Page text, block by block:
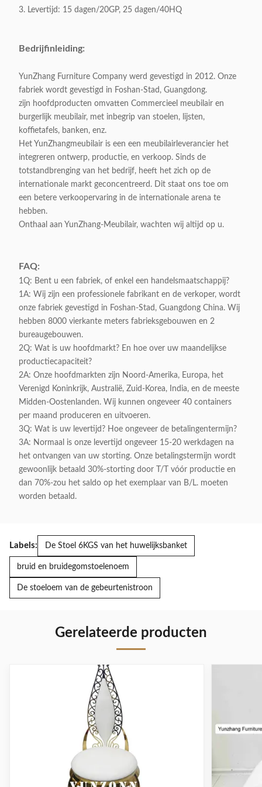
3. Levertijd: 15 dagen/20GP, 25 dagen/40HQ
Bedrijfinleiding:
YunZhang Furniture Company werd gevestigd in 2012. Onze
fabriek wordt gevestigd in Foshan-Stad, Guangdong.
zijn hoofdproducten omvatten Commercieel meubilair en
burgerlijk meubilair, met inbegrip van stoelen, lijsten,
koffietafels, banken, enz.
Het YunZhangmeubilair is een een meubilairleverancier het
integreren ontwerp, productie, en verkoop. Sinds de
totstandbrenging van het bedrijf, heeft het zich op de
internationale markt geconcentreerd. Dit staat ons toe om
een betere verkoopervaring in de internationale arena te
hebben.
Onthaal aan YunZhang-Meubilair, wachten wij altijd op u.
FAQ:
1Q: Bent u een fabriek, of enkel een handelsmaatschappij?
1A: Wij zijn een professionele fabrikant en de verkoper, wordt
onze fabriek gevestigd in Foshan-Stad, Guangdong China. Wij
hebben 8000 vierkante meters fabrieksgebouwen en 2
bureaugebouwen.
2Q: Wat is uw hoofdmarkt? En hoe over uw maandelijkse
productiecapaciteit?
2A: Onze hoofdmarkten zijn Noord-Amerika, Europa, het
Verenigd Koninkrijk, Australië, Zuid-Korea, India, en de meeste
Midden-Oostenlanden. Wij kunnen ongeveer 40 containers
per maand produceren en uitvoeren.
3Q: Wat is uw levertijd? Hoe ongeveer de betalingentermijn?
3A: Normaal is onze levertijd ongeveer 15-20 werkdagen na
het ontvangen van uw storting. Onze betalingstermijn wordt
gewoonlijk betaald 30%-storting door T/T vóór productie en
dan 70%-zou het saldo op het exemplaar van B/L. moeten
worden betaald.
Labels: De Stoel 6KGS van het huwelijksbanket
bruid en bruidegomstoelenoem
De stoeloem van de gebeurtenistroon
Gerelateerde producten